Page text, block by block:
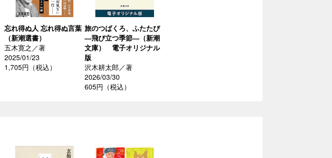
忘れ得ぬ人 忘れ得ぬ言葉
（新潮選書）
五木寛之／著
2025/01/23
1,705円（税込）
旅のつばくろ、ふたたび
―飛び立つ季節―（新潮
文庫） 電子オリジナル
版
沢木耕太郎／著
2026/03/30
605円（税込）